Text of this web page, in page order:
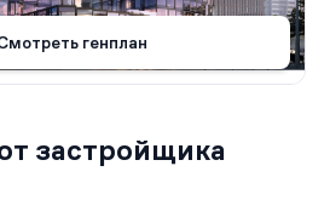
генплан
застройщика